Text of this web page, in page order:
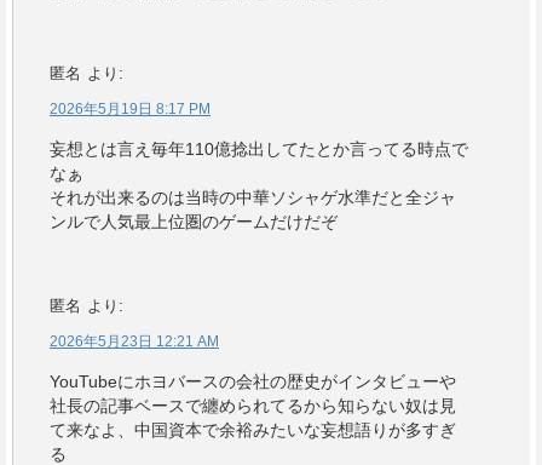
匿名 より:
2026年5月19日 8:17 PM
妄想とは言え毎年110億捻出してたとか言ってる時点で
なぁ
それが出来るのは当時の中華ソシャゲ水準だと全ジャ
ンルで人気最上位圏のゲームだけだぞ
匿名 より:
2026年5月23日 12:21 AM
YouTubeにホヨバースの会社の歴史がインタビューや
社長の記事ベースで纏められてるから知らない奴は見
て来なよ、中国資本で余裕みたいな妄想語りが多すぎ
る